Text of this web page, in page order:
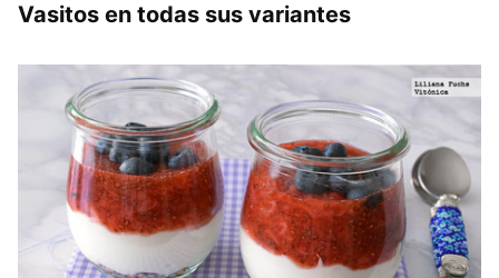
Vasitos en todas sus variantes